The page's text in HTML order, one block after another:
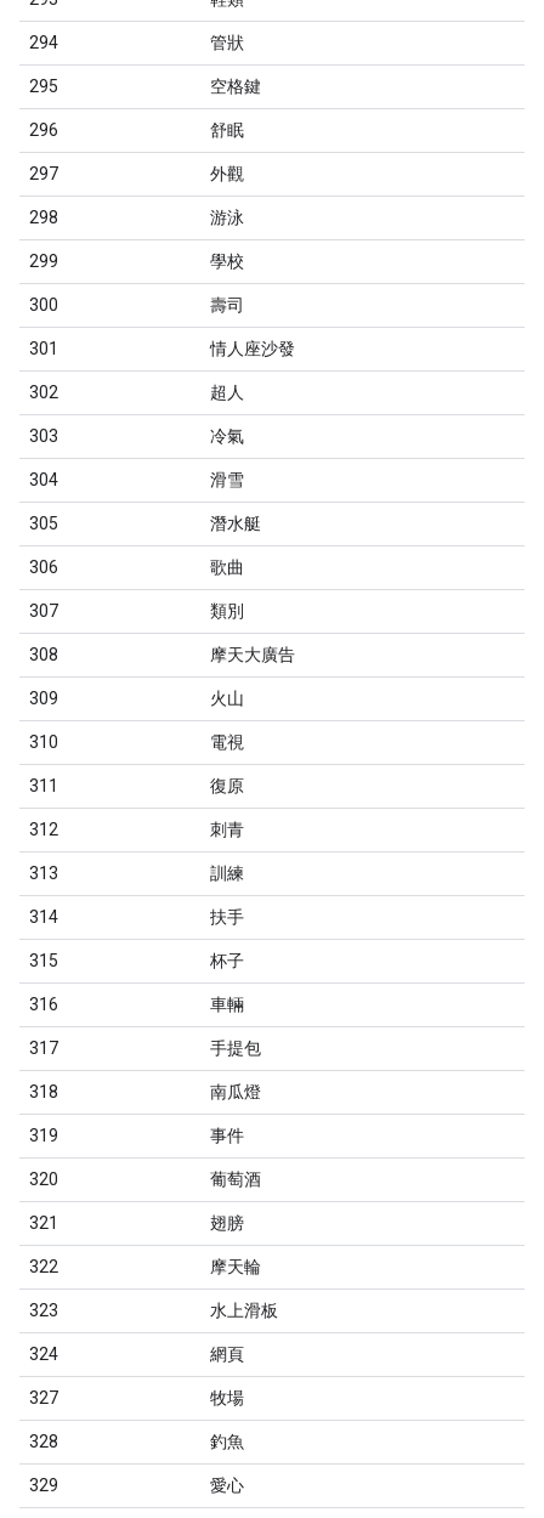
294 管狀
295 空格鍵
296 舒眠
297 外觀
298 游泳
299 學校
300 壽司
301 情人座沙發
302 超人
303 冷氣
304 滑雪
305 潛水艇
306 歌曲
307 類別
308 摩天大廣告
309 火山
310 電視
311 復原
312 刺青
313 訓練
314 扶手
315 杯子
316 車輛
317 手提包
318 南瓜燈
319 事件
320 葡萄酒
321 翅膀
322 摩天輪
323 水上滑板
324 網頁
327 牧場
328 釣魚
329 愛心